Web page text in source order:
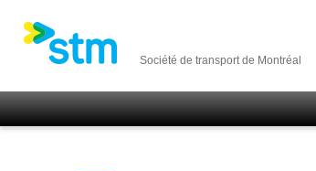
Société de transport de Montréal